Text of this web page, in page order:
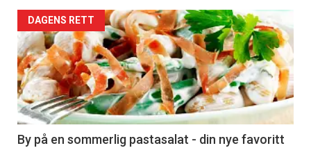
Forsiden
akkurat
nå
-
5
DAGENS RETT
By på en sommerlig pastasalat - din nye favoritt